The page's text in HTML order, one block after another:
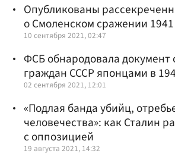
Опубликованы
о Смоленском сражении 1941
10 сентября 2021, 02:47
ФСБ обнародовала документ
граждан СССР японцами в
02 сентября 2021, 12:01
«Подлая банда убийц,
человечества»: как Сталин
с оппозицией
19 августа 2021, 14:32